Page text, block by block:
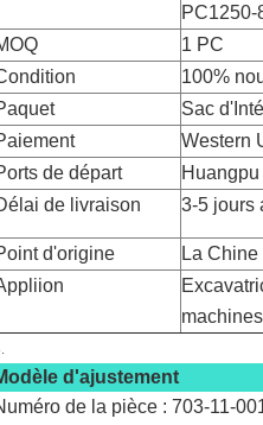
PC1250-
1 PC
100%
Sac
Western
de départ
de livraison
3-5 jours
d'origine
La
d'ajustement
de la pièce : 703-11-